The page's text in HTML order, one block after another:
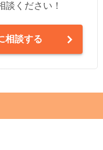
談ください！
相談する